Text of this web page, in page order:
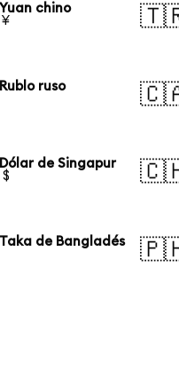
chino
¥
ruso
de Singapur
de Bangladés